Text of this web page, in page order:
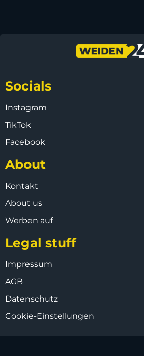
Socials
Instagram
TikTok
Facebook
About
Kontakt
About us
Werben auf
Legal stuff
Impressum
AGB
Datenschutz
Cookie-Einstellungen